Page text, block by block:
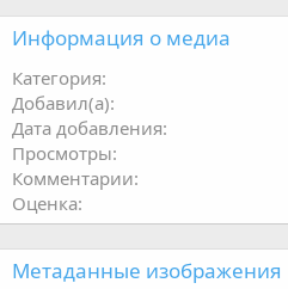
Информация о медиа
Категория
Добавил(а)
Дата добавления
Просмотры
Комментарии
Оценка
Метаданные изображения